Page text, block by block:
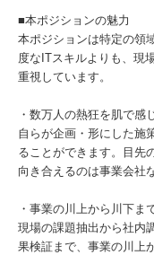
■本ポジションの魅力
本ポジションは特定の領
度なITスキルよりも、現
重視しています。
・数万人の熱狂を肌で感
自らが企画・形にした施
ることができます。目先
向き合えるのは事業会社
・事業の川上から川下ま
現場の課題抽出から社内
果検証まで、事業の川上